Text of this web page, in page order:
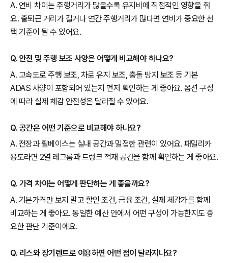
A. 연비 차이는 주행거리가 많을수록 유지비에 직접적인 영향을 줘
요. 출퇴근 거리가 길거나 연간 주행거리가 많다면 연비가 중요한 선
택 기준이 될 수 있어요.
Q. 안전 및 주행 보조 사양은 어떻게 비교해야 하나요?
A. 고속도로 주행 보조, 차로 유지 보조, 충돌 방지 보조 등 기본
ADAS 사양이 포함되어 있는지 먼저 확인하는 게 좋아요. 옵션 구성
에 따라 실제 체감 안전성은 달라질 수 있어요.
Q. 공간은 어떤 기준으로 비교해야 하나요?
A. 전장과 휠베이스는 실내 공간과 밀접한 관련이 있어요. 패밀리카
용도라면 2열 레그룸과 트렁크 적재 공간을 함께 확인하는 게 좋아요.
Q. 가격 차이는 어떻게 판단하는 게 좋을까요?
A. 기본가격만 보지 말고 할인 조건, 금융 조건, 실제 체감가를 함께
비교하는 게 좋아요. 동일한 예산 안에서 어떤 구성이 가능한지도 중
요한 판단 기준이에요.
Q. 리스와 장기렌트로 이용하면 어떤 점이 달라지나요?